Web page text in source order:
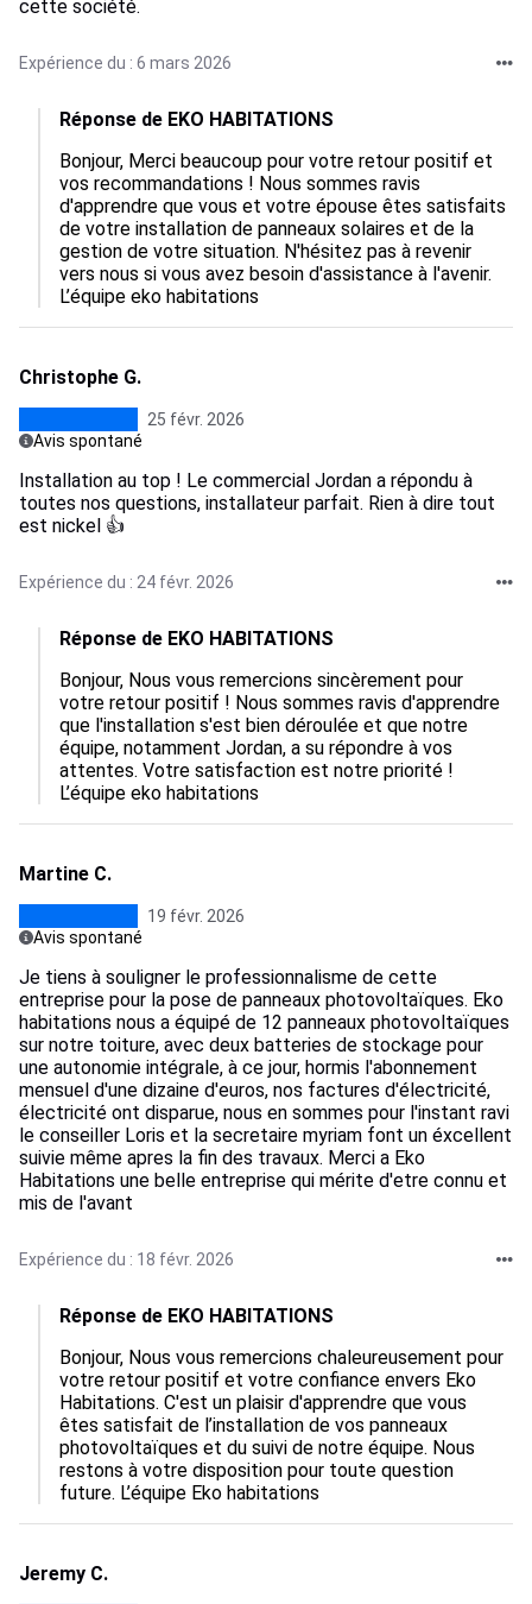
cette société.
Expérience du : 6 mars 2026
Réponse de EKO HABITATIONS
Bonjour, Merci beaucoup pour votre retour positif et
vos recommandations ! Nous sommes ravis
d'apprendre que vous et votre épouse êtes satisfaits
de votre installation de panneaux solaires et de la
gestion de votre situation. N'hésitez pas à revenir
vers nous si vous avez besoin d'assistance à l'avenir.
L’équipe eko habitations
Christophe G.
25 févr. 2026
Avis spontané
Installation au top ! Le commercial Jordan a répondu à
toutes nos questions, installateur parfait. Rien à dire tout
est nickel 👍
Expérience du : 24 févr. 2026
Réponse de EKO HABITATIONS
Bonjour, Nous vous remercions sincèrement pour
votre retour positif ! Nous sommes ravis d'apprendre
que l'installation s'est bien déroulée et que notre
équipe, notamment Jordan, a su répondre à vos
attentes. Votre satisfaction est notre priorité !
L’équipe eko habitations
Martine C.
19 févr. 2026
Avis spontané
Je tiens à souligner le professionnalisme de cette
entreprise pour la pose de panneaux photovoltaïques. Eko
habitations nous a équipé de 12 panneaux photovoltaïques
sur notre toiture, avec deux batteries de stockage pour
une autonomie intégrale, à ce jour, hormis l'abonnement
mensuel d'une dizaine d'euros, nos factures d'électricité,
électricité ont disparue, nous en sommes pour l'instant ravi
le conseiller Loris et la secretaire myriam font un éxcellent
suivie même apres la fin des travaux. Merci a Eko
Habitations une belle entreprise qui mérite d'etre connu et
mis de l'avant
Expérience du : 18 févr. 2026
Réponse de EKO HABITATIONS
Bonjour, Nous vous remercions chaleureusement pour
votre retour positif et votre confiance envers Eko
Habitations. C'est un plaisir d'apprendre que vous
êtes satisfait de l’installation de vos panneaux
photovoltaïques et du suivi de notre équipe. Nous
restons à votre disposition pour toute question
future. L’équipe Eko habitations
Jeremy C.